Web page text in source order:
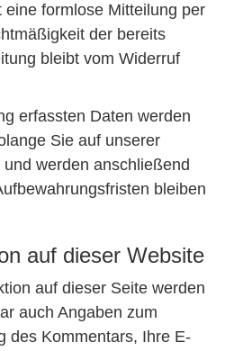
formlose Mitteilung per
der bereits
bleibt vom Widerruf
erfassten Daten werden
Sie auf unserer
werden anschließend
bleiben
auf dieser Website
auf dieser Seite werden
auch Angaben zum
des Kommentars, Ihre E-